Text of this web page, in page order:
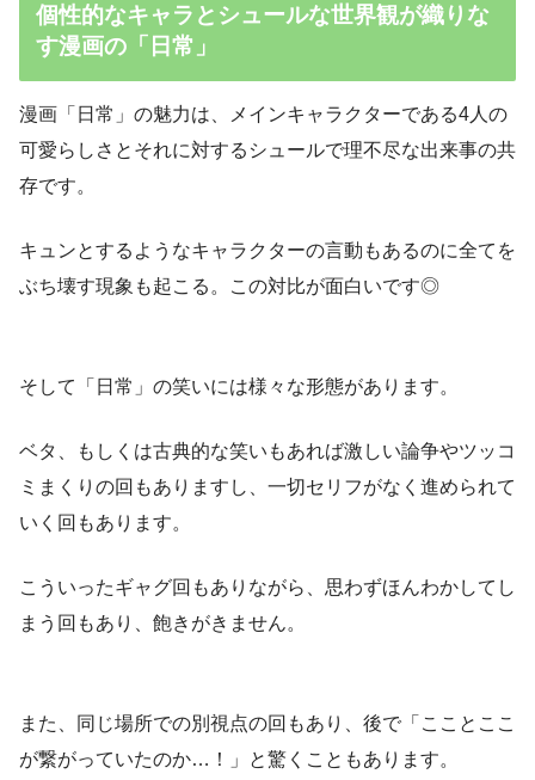
個性的なキャラとシュールな世界観が織りな
す漫画の「日常」
漫画「日常」の魅力は、メインキャラクターである4人の
可愛らしさとそれに対するシュールで理不尽な出来事の共
存です。
キュンとするようなキャラクターの言動もあるのに全てを
ぶち壊す現象も起こる。この対比が面白いです◎
そして「日常」の笑いには様々な形態があります。
ベタ、もしくは古典的な笑いもあれば激しい論争やツッコ
ミまくりの回もありますし、一切セリフがなく進められて
いく回もあります。
こういったギャグ回もありながら、思わずほんわかしてし
まう回もあり、飽きがきません。
また、同じ場所での別視点の回もあり、後で「こことここ
が繋がっていたのか…！」と驚くこともあります。